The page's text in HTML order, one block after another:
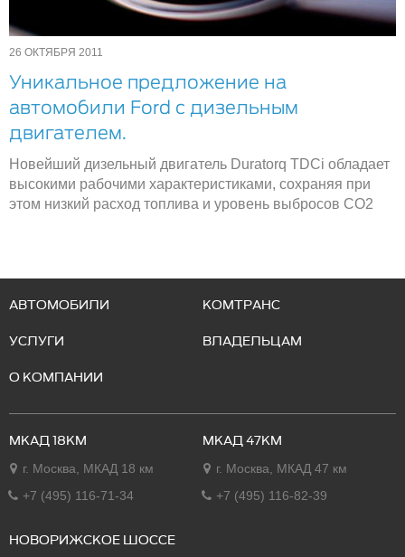
26 ОКТЯБРЯ 2011
Уникальное предложение на
автомобили Ford с дизельным
двигателем.
Новейший дизельный двигатель Duratorq TDCi обладает
высокими рабочими характеристиками, сохраняя при
этом низкий расход топлива и уровень выбросов CO2
АВТОМОБИЛИ
КОМТРАНС
УСЛУГИ
ВЛАДЕЛЬЦАМ
О КОМПАНИИ
МКАД 18КМ
г. Москва, МКАД 18 км
+7 (495) 116-71-34
МКАД 47КМ
г. Москва, МКАД 47 км
+7 (495) 116-82-39
НОВОРИЖСКОЕ ШОССЕ